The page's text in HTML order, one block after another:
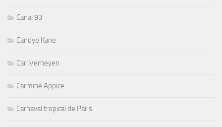
Canal 93
Candye Kane
Carl Verheyen
Carmine Appice
Carnaval tropical de Paris